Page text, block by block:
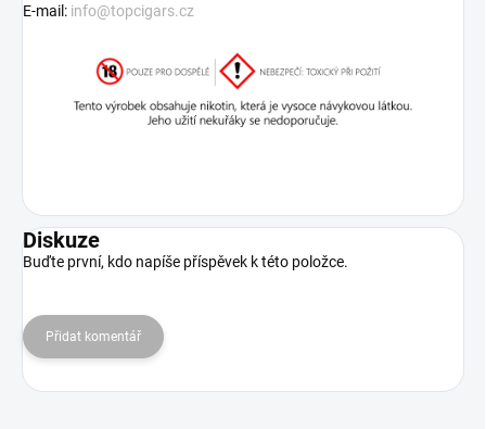
E-mail: info@topcigars.cz
Diskuze
Buďte první, kdo napíše příspěvek k této položce.
Přidat komentář